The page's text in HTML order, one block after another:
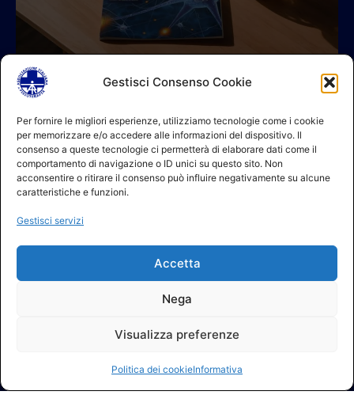
Gestisci Consenso Cookie
Per fornire le migliori esperienze, utilizziamo tecnologie come i cookie
per memorizzare e/o accedere alle informazioni del dispositivo. Il
consenso a queste tecnologie ci permetterà di elaborare dati come il
comportamento di navigazione o ID unici su questo sito. Non
acconsentire o ritirare il consenso può influire negativamente su alcune
caratteristiche e funzioni.
Gestisci servizi
Accetta
Nega
Visualizza preferenze
Politica dei cookieInformativa
Contatti
GDPR Informativa (sito)
GDPR Informativa (soci)
GDPR Informativa (moduli)
NEWSLETTER AIFI
Elenco ufficiale fisioterapisti AIFI